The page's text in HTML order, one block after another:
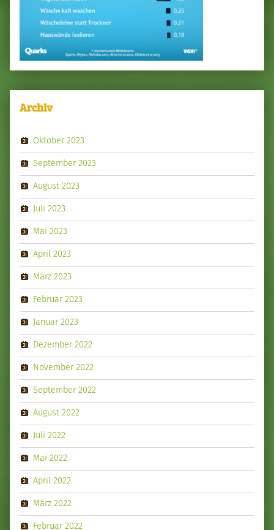
Archiv
Oktober 2023
September 2023
August 2023
Juli 2023
Mai 2023
April 2023
März 2023
Februar 2023
Januar 2023
Dezember 2022
November 2022
September 2022
August 2022
Juli 2022
Mai 2022
April 2022
März 2022
Februar 2022